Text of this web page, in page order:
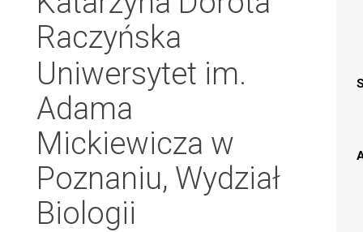
Raczyńska
Uniwersytet im.
Adama
Mickiewicza w
Poznaniu, Wydział
Biologii